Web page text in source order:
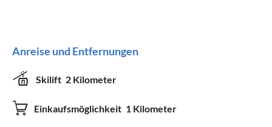
Anreise und Entfernungen
Skilift 2 Kilometer
Einkaufsmöglichkeit 1 Kilometer